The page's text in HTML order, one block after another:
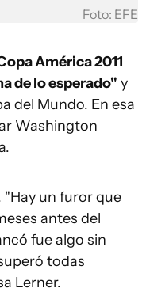
Foto: EFE
América 2011
de lo esperado" y
del Mundo. En esa
Washington
"Hay un furor que
antes del
fue algo sin
todas
Lerner.